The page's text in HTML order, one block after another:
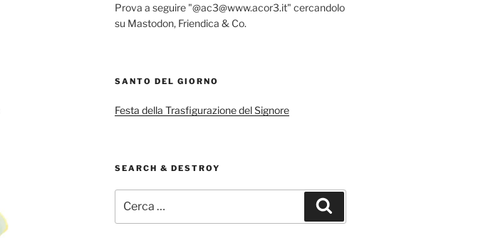
Prova a seguire "@ac3@www.acor3.it" cercandolo
su Mastodon, Friendica & Co.
SANTO DEL GIORNO
Festa della Trasfigurazione del Signore
SEARCH & DESTROY